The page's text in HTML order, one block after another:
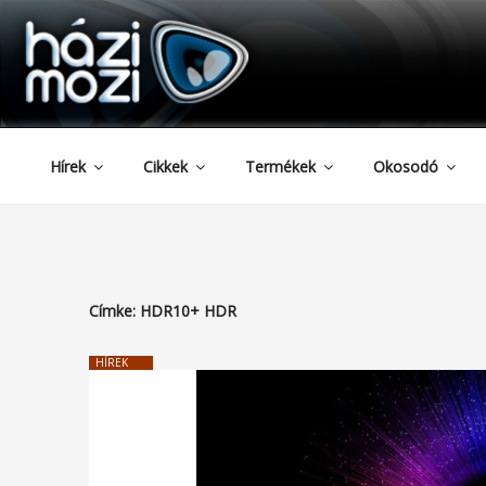
Tartalomhoz
HAZIMOZI
Hírek Cikkek Termékek Okosodó
Címke: HDR10+ HDR
HÍREK